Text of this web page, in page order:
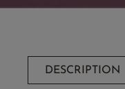
DESCRIPTION